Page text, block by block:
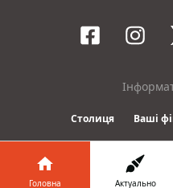
Столиця Ваші
© 2016-
Головна Актуально